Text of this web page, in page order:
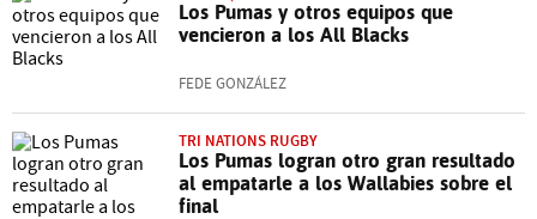
Los Pumas y otros equipos que
vencieron a los All Blacks
FEDE GONZÁLEZ
TRI NATIONS RUGBY
Los Pumas logran otro gran resultado
al empatarle a los Wallabies sobre el
final